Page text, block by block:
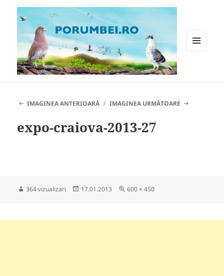
IMAGINEA ANTERIOARĂ IMAGINEA URMĂTOARE
expo-craiova-2013-27
364 vizualizari
Publicat
17.01.2013
Dimensiune
600 × 450